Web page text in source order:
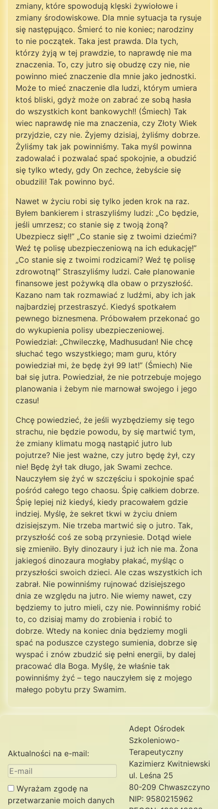
zmiany, które spowodują klęski żywiołowe i
zmiany środowiskowe. Dla mnie sytuacja ta rysuje
się następująco. Śmierć to nie koniec; narodziny
to nie początek. Taka jest prawda. Dla tych,
którzy żyją w tej prawdzie, to naprawdę nie ma
znaczenia. To, czy jutro się obudzę czy nie, nie
powinno mieć znaczenie dla mnie jako jednostki.
Może to mieć znaczenie dla ludzi, którym umiera
ktoś bliski, gdyż może on zabrać ze sobą hasła
do wszystkich kont bankowych!! (Śmiech) Tak
wiec naprawdę nie ma znaczenia, czy Złoty Wiek
przyjdzie, czy nie. Żyjemy dzisiaj, żyliśmy dobrze.
Żyliśmy tak jak powinniśmy. Taka myśl powinna
zadowalać i pozwalać spać spokojnie, a obudzić
się tylko wtedy, gdy On zechce, żebyście się
obudzili! Tak powinno być.
Nawet w życiu robi się tylko jeden krok na raz.
Byłem bankierem i straszyliśmy ludzi: „Co będzie,
jeśli umrzesz; co stanie się z twoją żoną?
Ubezpiecz się!!” „Co stanie się z twoimi dziećmi?
Weź tę polisę ubezpieczeniową na ich edukację!”
„Co stanie się z twoimi rodzicami? Weź tę polisę
zdrowotną!” Straszyliśmy ludzi. Całe planowanie
finansowe jest pożywką dla obaw o przyszłość.
Kazano nam tak rozmawiać z ludźmi, aby ich jak
najbardziej przestraszyć. Kiedyś spotkałem
pewnego biznesmena. Próbowałem przekonać go
do wykupienia polisy ubezpieczeniowej.
Powiedział: „Chwileczkę, Madhusudan! Nie chcę
słuchać tego wszystkiego; mam guru, który
powiedział mi, że będę żył 99 lat!” (Śmiech) Nie
bał się jutra. Powiedział, że nie potrzebuje mojego
planowania i żebym nie marnował swojego i jego
czasu!
Chcę powiedzieć, że jeśli wyzbędziemy się tego
strachu, nie będzie powodu, by się martwić tym,
że zmiany klimatu mogą nastąpić jutro lub
pojutrze? Nie jest ważne, czy jutro będę żył, czy
nie! Będę żył tak długo, jak Swami zechce.
Nauczyłem się żyć w szczęściu i spokojnie spać
pośród całego tego chaosu. Śpię całkiem dobrze.
Śpię lepiej niż kiedyś, kiedy pracowałem gdzie
indziej. Myślę, że sekret tkwi w życiu dniem
dzisiejszym. Nie trzeba martwić się o jutro. Tak,
przyszłość coś ze sobą przyniesie. Dotąd wiele
się zmieniło. Były dinozaury i już ich nie ma. Żona
jakiegoś dinozaura mogłaby płakać, myśląc o
przyszłości swoich dzieci. Ale czas wszystkich ich
zabrał. Nie powinniśmy rujnować dzisiejszego
dnia ze względu na jutro. Nie wiemy nawet, czy
będziemy to jutro mieli, czy nie. Powinniśmy robić
to, co dzisiaj mamy do zrobienia i robić to
dobrze. Wtedy na koniec dnia będziemy mogli
spać na poduszce czystego sumienia, dobrze się
wyspać i znów zbudzić się pełni energii, by dalej
pracować dla Boga. Myślę, że właśnie tak
powinniśmy żyć – tego nauczyłem się z mojego
małego pobytu przy Swamim.
Aktualności na e-mail:
Wyrażam zgodę na
przetwarzanie moich danych
Adept Ośrodek
Szkoleniowo-
Terapeutyczny
Kazimierz Kwitniewski
ul. Leśna 25
80-209 Chwaszczyno
NIP: 9580215962